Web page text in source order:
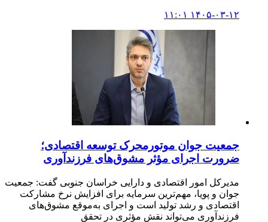
۱۴۰۵-۰۳-۱۲ ۱۱:۰۱
جمعیت جوان موتورمحرک توسعه اقتصادی؛
ضرورت اجرای مؤثر مشوق‌های فرزندآوری
مدیرکل امور اقتصادی و دارایی خراسان جنوبی گفت: جمعیت
جوان و پویا، مهم‌ترین سرمایه برای افزایش نرخ مشارکت
اقتصادی و رشد تولید است و اجرای به‌موقع مشوق‌های
فرزندآوری می‌تواند نقش مؤثری در تحقق